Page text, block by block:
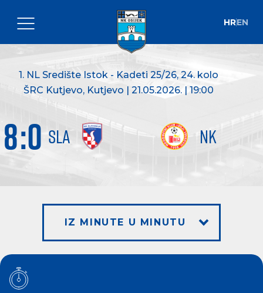
HREN
1. NL Središte Istok - Kadeti 25/26, 24. kolo
ŠRC Kutjevo, Kutjevo | 21.05.2026. | 19:00
SLA NK
8:0
IZ MINUTE U MINUTU